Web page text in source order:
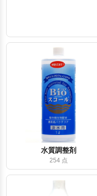
水質調整剤
254 点